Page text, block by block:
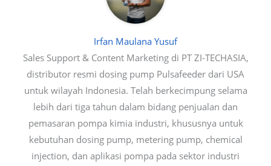
Irfan Maulana Yusuf
Sales Support & Content Marketing di PT ZI-TECHASIA,
distributor resmi dosing pump Pulsafeeder dari USA
untuk wilayah Indonesia. Telah berkecimpung selama
lebih dari tiga tahun dalam bidang penjualan dan
pemasaran pompa kimia industri, khususnya untuk
kebutuhan dosing pump, metering pump, chemical
injection, dan aplikasi pompa pada sektor industri